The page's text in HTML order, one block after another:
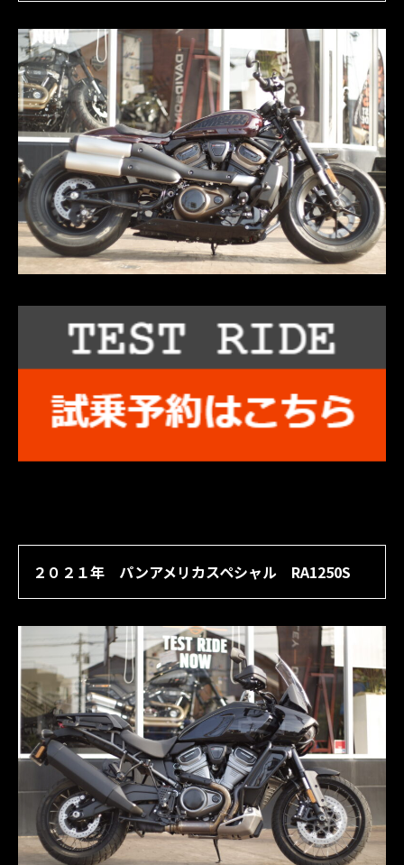
２０２１年 パンアメリカスペシャル RA1250S